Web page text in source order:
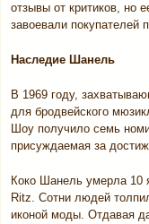
отзывы от критиков, но
завоевали покупателей
Наследие Шанель
В 1969 году,
для бродвейского
Шоу получило семь
присуждаемая за
Коко Шанель умерла 10
Ritz. Сотни людей
иконой моды. Отдавая